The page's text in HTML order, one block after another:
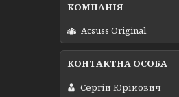
Acsuss Original
Сергій Юрійович